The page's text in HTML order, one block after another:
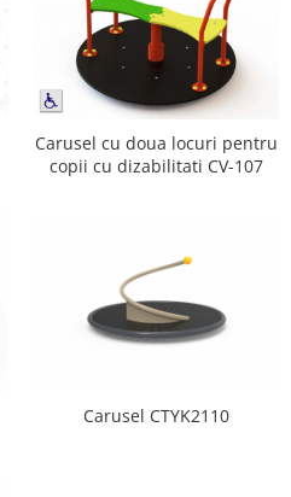
Carusel cu doua locuri pentru
copii cu dizabilitati CV-107
Carusel CTYK2110